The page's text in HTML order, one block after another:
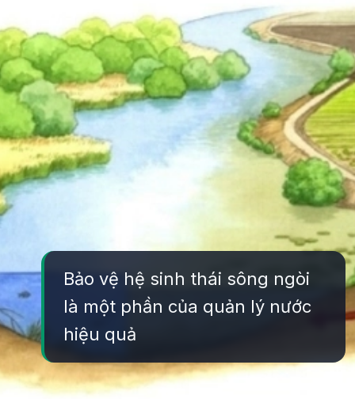
Bảo vệ hệ sinh thái sông ngòi
là một phần của quản lý nước
hiệu quả